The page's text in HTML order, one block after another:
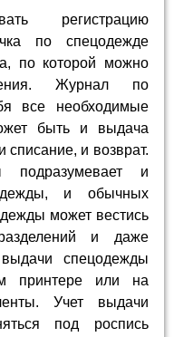
регистрацию
по спецодежде
по которой можно
Журнал по
все необходимые
быть и выдача
списание, и возврат.
подразумевает и
и обычных
может вестись
и даже
спецодежды
принтере или на
Учет выдачи
под роспись